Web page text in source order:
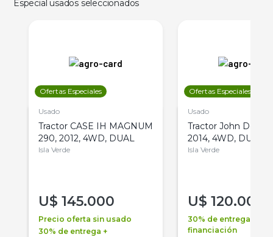
Especial usados seleccionados
Ofertas Especiales
Usado
Tractor CASE IH MAGNUM
290, 2012, 4WD, DUAL
Isla Verde
U$ 145.000
Precio oferta sin usado
30% de entrega +
Ofertas Especiales
Usado
Tractor John Deere
2014, 4WD, DUAL
Isla Verde
U$ 120.000
30% de entrega +
financiación